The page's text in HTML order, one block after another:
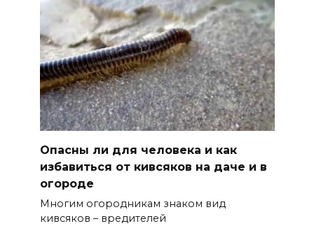
Опасны ли для человека и как
избавиться от кивсяков на даче и в
огороде
Многим огородникам знаком вид
кивсяков – вредителей